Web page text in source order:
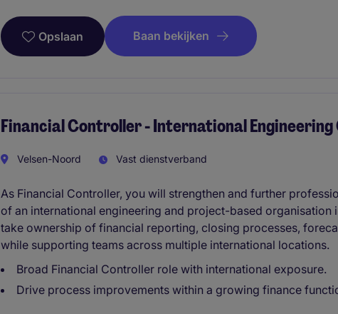
Opslaan Baan bekijken
Financial Controller - International
Velsen-Noord Vast dienstverband
As Financial Controller, you will strengthen and further
of an international engineering and project-based organisation
take ownership of financial reporting, closing processes,
while supporting teams across multiple international locations.
Broad Financial Controller role with international exposure.
Drive process improvements within a growing finance